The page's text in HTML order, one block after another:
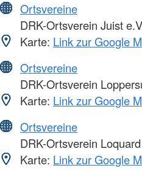
Ortsvereine
DRK-Ortsverein Juist
Karte: Link zur Google
Ortsvereine
DRK-Ortsverein
Karte: Link zur Google
Ortsvereine
DRK-Ortsverein
Karte: Link zur Google